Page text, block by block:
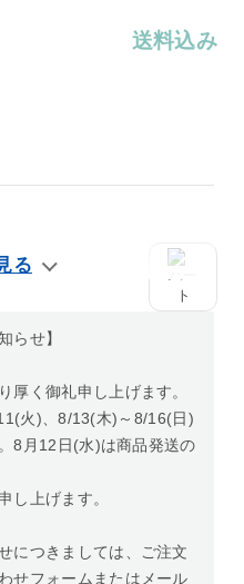
送料込み
らせ】
厚く御礼申し上げます。
火)、8/13(木)～8/16(日)
8月12日(水)は商品発送の
し上げます。
につきましては、ご注文
せフォームまたはメール